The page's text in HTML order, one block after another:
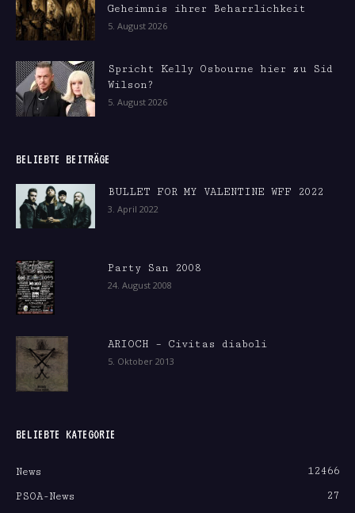
Geheimnis ihrer Beharrlichkeit
5. August 2026
Spricht Kelly Osbourne hier zu Sid
Wilson?
5. August 2026
BELIEBTE BEITRÄGE
BULLET FOR MY VALENTINE WFF 2022
3. April 2022
Party San 2008
24. August 2008
ARIOCH – Civitas diaboli
5. Oktober 2013
BELIEBTE KATEGORIE
News
12466
PSOA-News
27